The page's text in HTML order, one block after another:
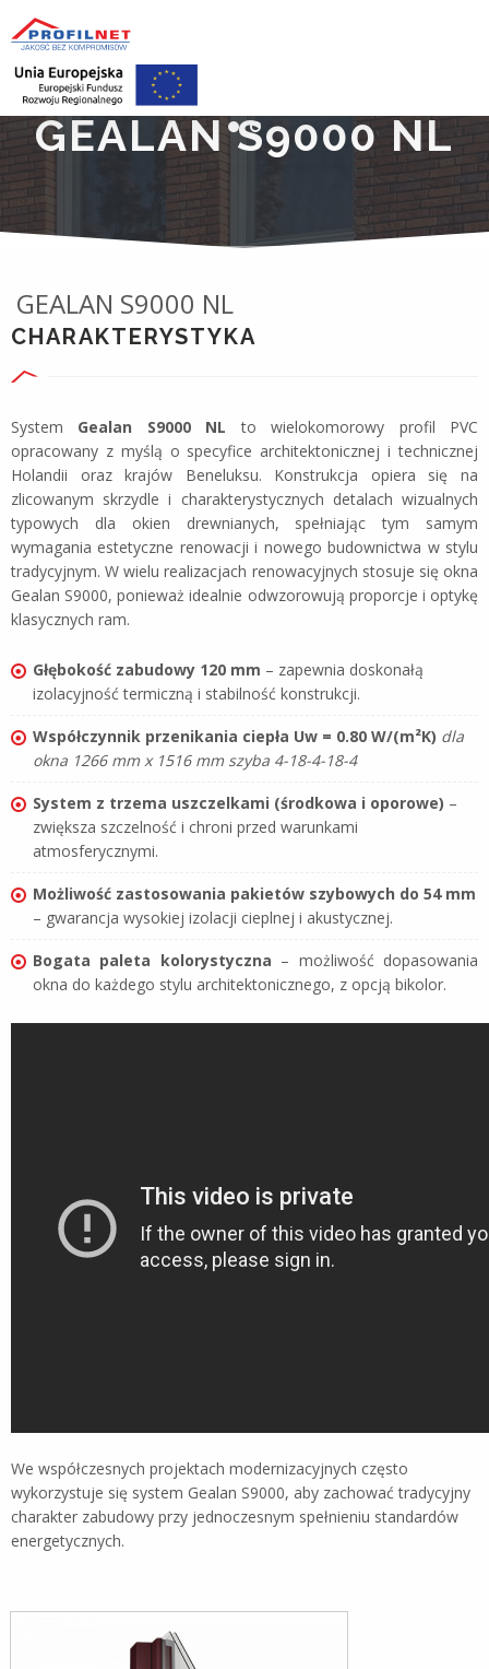
GEALAN S9000 NL
GEALAN S9000 NL
CHARAKTERYSTYKA
System Gealan S9000 NL to wielokomorowy profil PVC
opracowany z myślą o specyfice architektonicznej i technicznej
Holandii oraz krajów Beneluksu. Konstrukcja opiera się na
zlicowanym skrzydle i charakterystycznych detalach wizualnych
typowych dla okien drewnianych, spełniając tym samym
wymagania estetyczne renowacji i nowego budownictwa w stylu
tradycyjnym. W wielu realizacjach renowacyjnych stosuje się okna
Gealan S9000, ponieważ idealnie odwzorowują proporcje i optykę
klasycznych ram.
Głębokość zabudowy 120 mm – zapewnia doskonałą
izolacyjność termiczną i stabilność konstrukcji.
Współczynnik przenikania ciepła Uw = 0.80 W/(m²K) dla
okna 1266 mm x 1516 mm szyba 4-18-4-18-4
System z trzema uszczelkami (środkowa i oporowe) –
zwiększa szczelność i chroni przed warunkami
atmosferycznymi.
Możliwość zastosowania pakietów szybowych do 54 mm
– gwarancja wysokiej izolacji cieplnej i akustycznej.
Bogata paleta kolorystyczna – możliwość dopasowania
okna do każdego stylu architektonicznego, z opcją bikolor.
We współczesnych projektach modernizacyjnych często
wykorzystuje się system Gealan S9000, aby zachować tradycyjny
charakter zabudowy przy jednoczesnym spełnieniu standardów
energetycznych.